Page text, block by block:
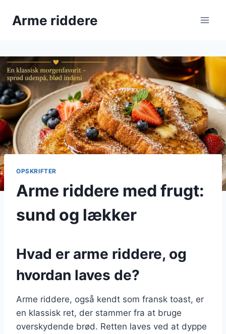
Arme riddere
OPSKRIFTER
Arme riddere med frugt:
sund og lækker
Hvad er arme riddere, og
hvordan laves de?
Arme riddere, også kendt som fransk toast, er
en klassisk ret, der stammer fra at bruge
overskydende brød. Retten laves ved at dyppe